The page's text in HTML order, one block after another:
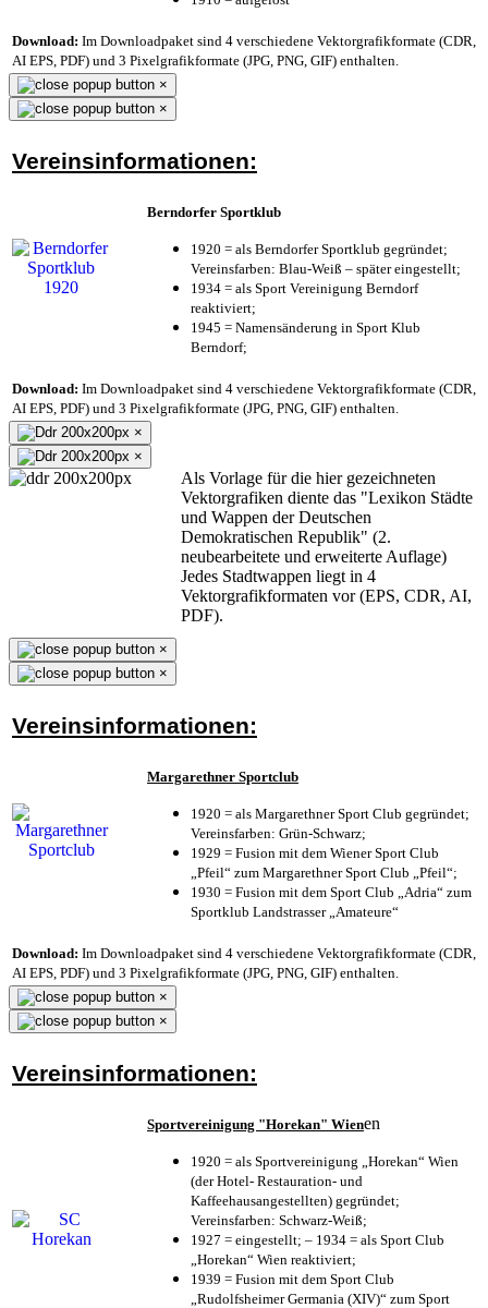
Download: Im Downloadpaket sind 4 verschiedene Vektorgrafikformate (CDR,
AI EPS, PDF) und 3 Pixelgrafikformate (JPG, PNG, GIF) enthalten.
×
×
Vereinsinformationen:
Berndorfer Sportklub
1920 = als Berndorfer Sportklub gegründet;
Vereinsfarben: Blau-Weiß – später eingestellt;
1934 = als Sport Vereinigung Berndorf
reaktiviert;
1945 = Namensänderung in Sport Klub
Berndorf;
Download: Im Downloadpaket sind 4 verschiedene Vektorgrafikformate (CDR,
AI EPS, PDF) und 3 Pixelgrafikformate (JPG, PNG, GIF) enthalten.
×
×
Als Vorlage für die hier gezeichneten
Vektorgrafiken diente das "Lexikon Städte
und Wappen der Deutschen
Demokratischen Republik" (2.
neubearbeitete und erweiterte Auflage)
Jedes Stadtwappen liegt in 4
Vektorgrafikformaten vor (EPS, CDR, AI,
PDF).
×
×
Vereinsinformationen:
Margarethner Sportclub
1920 = als Margarethner Sport Club gegründet;
Vereinsfarben: Grün-Schwarz;
1929 = Fusion mit dem Wiener Sport Club
„Pfeil“ zum Margarethner Sport Club „Pfeil“;
1930 = Fusion mit dem Sport Club „Adria“ zum
Sportklub Landstrasser „Amateure“
Download: Im Downloadpaket sind 4 verschiedene Vektorgrafikformate (CDR,
AI EPS, PDF) und 3 Pixelgrafikformate (JPG, PNG, GIF) enthalten.
×
×
Vereinsinformationen:
Sportvereinigung "Horekan" Wienen
1920 = als Sportvereinigung „Horekan“ Wien
(der Hotel- Restauration- und
Kaffeehausangestellten) gegründet;
Vereinsfarben: Schwarz-Weiß;
1927 = eingestellt; – 1934 = als Sport Club
„Horekan“ Wien reaktiviert;
1939 = Fusion mit dem Sport Club
„Rudolfsheimer Germania (XIV)“ zum Sport